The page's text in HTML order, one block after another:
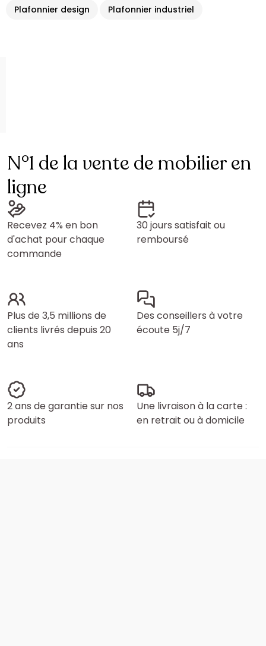
Plafonnier design Plafonnier industriel
N°1 de la vente de mobilier en
ligne
Recevez 4% en bon
d'achat pour chaque
commande
30 jours satisfait ou
remboursé
Plus de 3,5 millions de
clients livrés depuis 20
ans
Des conseillers à votre
écoute 5j/7
2 ans de garantie sur nos
produits
Une livraison à la carte :
en retrait ou à domicile